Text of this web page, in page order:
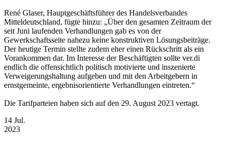
René Glaser, Hauptgeschäftsführer des Handelsverbandes
Mitteldeutschland, fügte hinzu: „Über den gesamten Zeitraum der
seit Juni laufenden Verhandlungen gab es von der
Gewerkschaftsseite nahezu keine konstruktiven Lösungsbeiträge.
Der heutige Termin stellte zudem eher einen Rückschritt als ein
Vorankommen dar. Im Interesse der Beschäftigten sollte ver.di
endlich die offensichtlich politisch motivierte und inszenierte
Verweigerungshaltung aufgeben und mit den Arbeitgebern in
ernstgemeinte, ergebnisorientierte Verhandlungen eintreten.“
Die Tarifparteien haben sich auf den 29. August 2023 vertagt.
14 Jul.
2023